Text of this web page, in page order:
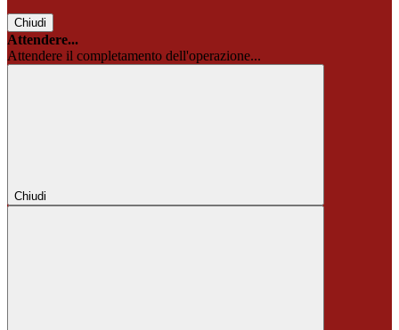
Chiudi
Attendere...
Attendere il completamento dell'operazione...
Chiudi